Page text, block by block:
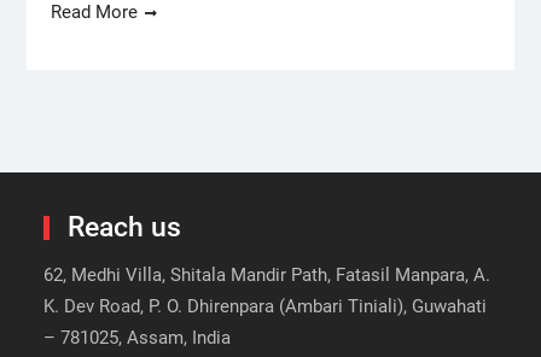
Read More
Reach us
62, Medhi Villa, Shitala Mandir Path, Fatasil Manpara, A.
K. Dev Road, P. O. Dhirenpara (Ambari Tiniali), Guwahati
– 781025, Assam, India